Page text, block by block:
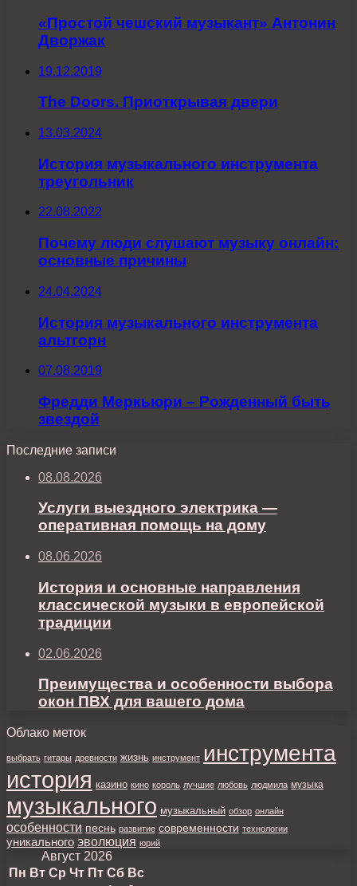
«Простой чешский музыкант» Антонин
Дворжак
19.12.2019
The Doors. Приоткрывая двери
13.03.2024
История музыкального инструмента
треугольник
22.08.2022
Почему люди слушают музыку онлайн:
основные причины
24.04.2024
История музыкального инструмента
альтгорн
07.08.2019
Фредди Меркьюри – Рожденный быть
звездой
Последние записи
08.08.2026
Услуги выездного электрика —
оперативная помощь на дому
08.06.2026
История и основные направления
классической музыки в европейской
традиции
02.06.2026
Преимущества и особенности выбора
окон ПВХ для вашего дома
Облако меток
выбрать гитары древности жизнь инструмент инструмента
история казино кино король лучшие любовь людмила музыка
музыкального музыкальный обзор онлайн
особенности песнь развитие современности технологии
уникального эволюция юрий
Август 2026
Пн Вт Ср Чт Пт Сб Вс